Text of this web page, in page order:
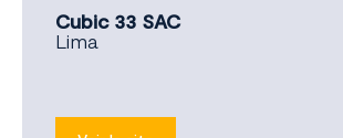
Cubic 33 SAC
Lima